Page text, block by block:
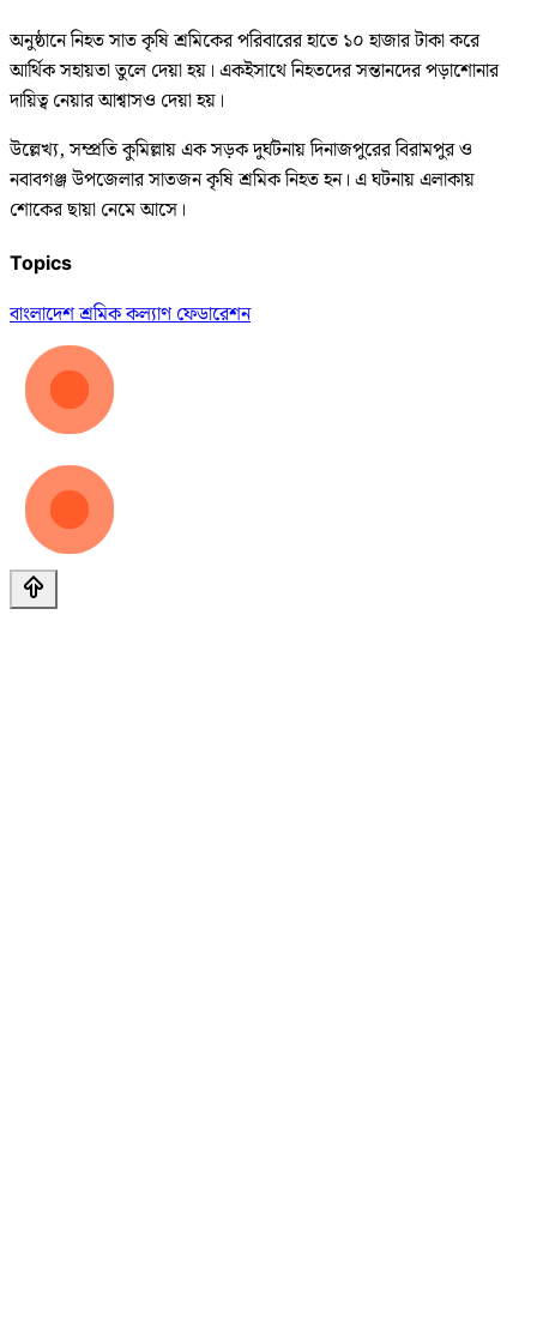
অনুষ্ঠানে নিহত সাত কৃষি শ্রমিকের পরিবারের হাতে ১০ হাজার টাকা করে
আর্থিক সহায়তা তুলে দেয়া হয়। একইসাথে নিহতদের সন্তানদের পড়াশোনার
দায়িত্ব নেয়ার আশ্বাসও দেয়া হয়।
উল্লেখ্য, সম্প্রতি কুমিল্লায় এক সড়ক দুর্ঘটনায় দিনাজপুরের বিরামপুর ও
নবাবগঞ্জ উপজেলার সাতজন কৃষি শ্রমিক নিহত হন। এ ঘটনায় এলাকায়
শোকের ছায়া নেমে আসে।
Topics
বাংলাদেশ শ্রমিক কল্যাণ ফেডারেশন